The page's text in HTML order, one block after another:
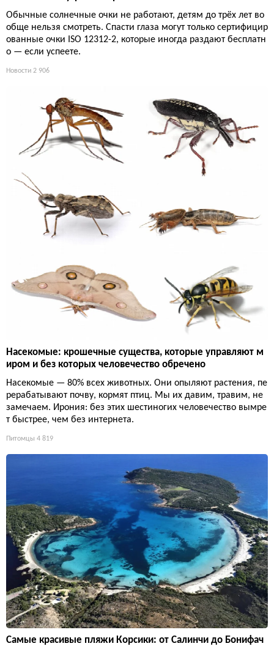
Обычные солнечные очки не работают, детям до трёх лет во
обще нельзя смотреть. Спасти глаза могут только сертифицир
ованные очки ISO 12312-2, которые иногда раздают бесплатн
о — если успеете.
Новости 2 906
Насекомые: крошечные существа, которые управляют м
иром и без которых человечество обречено
Насекомые — 80% всех животных. Они опыляют растения, пе
рерабатывают почву, кормят птиц. Мы их давим, травим, не
замечаем. Ирония: без этих шестиногих человечество вымре
т быстрее, чем без интернета.
Питомцы 4 819
Самые красивые пляжи Корсики: от Салинчи до Бонифач